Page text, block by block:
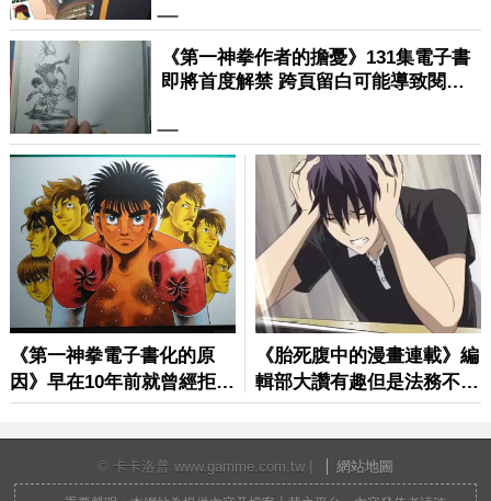
© 卡卡洛普 www.gamme.com.tw | 網站地圖